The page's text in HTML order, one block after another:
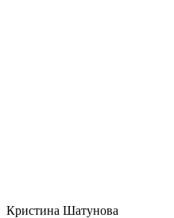
Кристина Шатунова